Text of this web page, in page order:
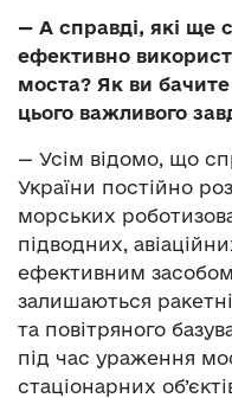
— А справді, які ще
ефективно
моста? Як ви
цього важливого
— Усім відомо, що
України постійно
морських
підводних,
ефективним засобом
залишаються
та повітряного
під час ураження
стаціонарних